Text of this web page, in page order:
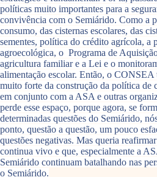
políticas muito importantes para a
convivência com o Semiárido. Como a
consumo, das cisternas escolares, das
sementes, política do crédito agrícola, a
agroecológica, o Programa de
agricultura familiar e a Lei e o
alimentação escolar. Então, o CONSEA
muito forte da construção da política de
em conjunto com a ASA e outras
perde esse espaço, porque agora, se
determinadas questões do Semiárido,
ponto, questão a questão, um pouco
questões negativas. Mas queria
continua vivo e que, especialmente a
Semiárido continuam batalhando nas
o Semiárido.